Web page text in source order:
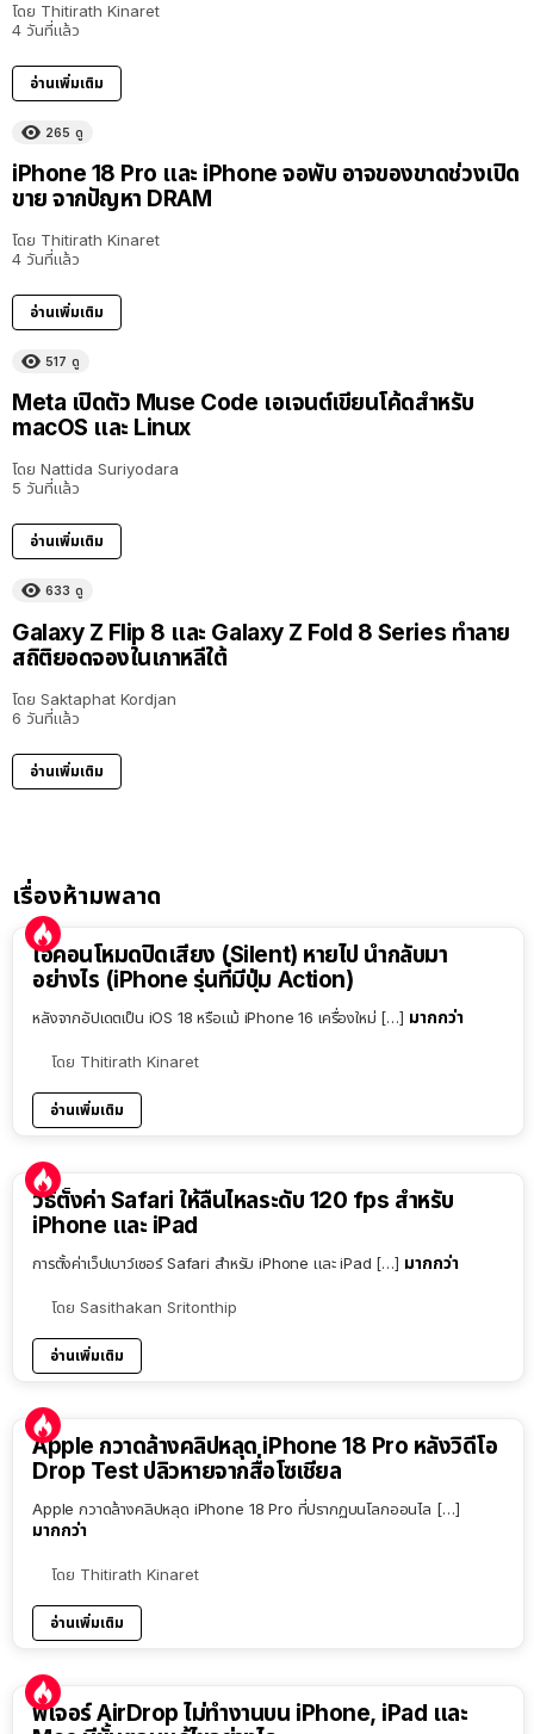
โดย Thitirath Kinaret
4 วันที่แล้ว
อ่านเพิ่มเติม
265 ดู
iPhone 18 Pro และ iPhone จอพับ อาจของขาดช่วงเปิด
ขาย จากปัญหา DRAM
โดย Thitirath Kinaret
4 วันที่แล้ว
อ่านเพิ่มเติม
517 ดู
Meta เปิดตัว Muse Code เอเจนต์เขียนโค้ดสำหรับ
macOS และ Linux
โดย Nattida Suriyodara
5 วันที่แล้ว
อ่านเพิ่มเติม
633 ดู
Galaxy Z Flip 8 และ Galaxy Z Fold 8 Series ทำลาย
สถิติยอดจองในเกาหลีใต้
โดย Saktaphat Kordjan
6 วันที่แล้ว
อ่านเพิ่มเติม
เรื่องห้ามพลาด
ไอคอนโหมดปิดเสียง (Silent) หายไป นำกลับมา
อย่างไร (iPhone รุ่นที่มีปุ่ม Action)
หลังจากอัปเดตเป็น iOS 18 หรือแม้ iPhone 16 เครื่องใหม่ […] มากกว่า
โดย Thitirath Kinaret
อ่านเพิ่มเติม
วิธีตั้งค่า Safari ให้ลื่นไหลระดับ 120 fps สำหรับ
iPhone และ iPad
การตั้งค่าเว็ปเบาว์เซอร์ Safari สำหรับ iPhone และ iPad […] มากกว่า
โดย Sasithakan Sritonthip
อ่านเพิ่มเติม
Apple กวาดล้างคลิปหลุด iPhone 18 Pro หลังวิดีโอ
Drop Test ปลิวหายจากสื่อโซเชียล
Apple กวาดล้างคลิปหลุด iPhone 18 Pro ที่ปรากฏบนโลกออนไล […]
มากกว่า
โดย Thitirath Kinaret
อ่านเพิ่มเติม
ฟีเจอร์ AirDrop ไม่ทำงานบน iPhone, iPad และ